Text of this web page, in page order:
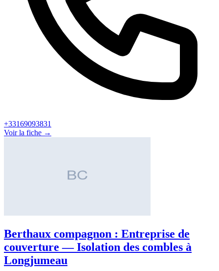
+33169093831
Voir la fiche →
Berthaux compagnon : Entreprise de
couverture — Isolation des combles à
Longjumeau